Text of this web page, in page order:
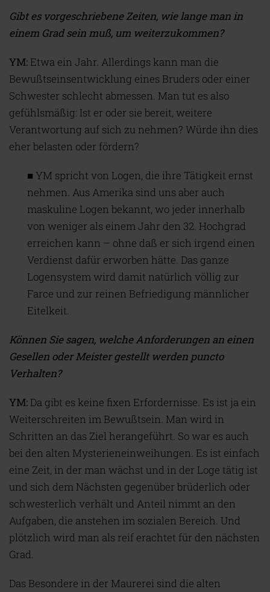
Gibt es vorgeschriebene Zeiten, wie lange man in
einem Grad sein muß, um weiterzukommen?
YM: Etwa ein Jahr. Allerdings kann man die
Bewußtseinsentwicklung eines Bruders oder einer
Schwester schlecht abmessen. Man tut es also
gefühlsmäßig: Ist er oder sie bereit, weitere
Verantwortung auf sich zu nehmen? Würde ihn dies
eher belasten oder fördern?
■ YM spricht von Logen, die ihre Tätigkeit ernst
nehmen. Aus Amerika sind uns aber auch
maskuline Logen bekannt, wo jeder innerhalb
von weniger als einem Jahr den 32. Hochgrad
erreichen kann – ohne daß er sich irgend einen
Verdienst dafür erworben hätte. Das ganze
Logensystem wird damit natürlich völlig zur
Farce und zur reinen Befriedigung männlicher
Eitelkeit.
Können Sie sagen, welche Anforderungen an einen
Gesellen oder Meister gestellt werden puncto
Verhalten?
YM: Da gibt es keine fixen Erfordernisse. Es ist ja ein
Weiterschreiten im Bewußtsein. Man wird in
Schritten an das Ziel herangeführt. So war es auch
bei den alten Mysterieneinweihungen. Es ist einfach
eine Zeit, in der man wächst und in der Loge tätig ist
und sich dem Nächsten gegenüber brüderlich oder
schwesterlich verhält und Anteil nimmt an den
Aufgaben, die anstehen im sozialen Bereich. Und
plötzlich wird man als reif erachtet für den nächsten
Grad.
Das Besondere in der Maurerei sind die alten